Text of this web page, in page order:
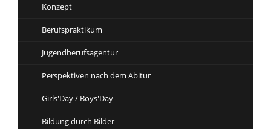
Konzept
Berufspraktikum
Jugendberufsagentur
Perspektiven nach dem Abitur
Girls'Day / Boys'Day
Bildung durch Bilder